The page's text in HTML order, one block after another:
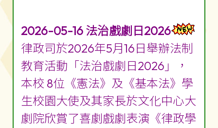
2026-05-16 法治戲劇日2026
律政司於2026年5月16日舉辦法制
教育活動「法治戲劇日2026」，
本校 8位《憲法》及《基本法》學
生校園大使及其家長於文化中心大
劇院欣賞了喜劇戲劇表演《律政學